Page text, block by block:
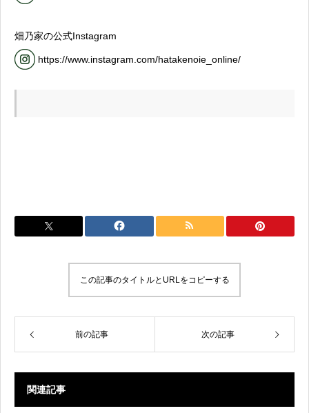
畑乃家の公式Instagram
https://www.instagram.com/hatakenoie_online/
この記事のタイトルとURLをコピーする
前の記事 次の記事
関連記事